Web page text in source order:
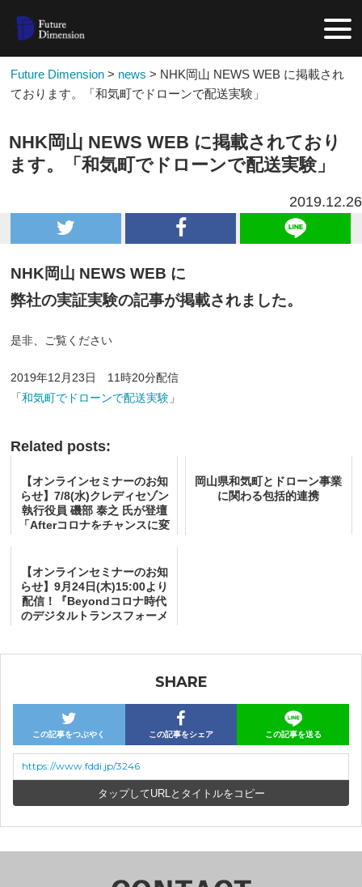
Future Dimension > news > NHK岡山 NEWS WEB に掲載され
ております。「和気町でドローンで配送実験」
NHK岡山 NEWS WEB に掲載されており
ます。「和気町でドローンで配送実験」
2019.12.26
NHK岡山 NEWS WEB に
弊社の実証実験の記事が掲載されました。
是非、ご覧ください
2019年12月23日 11時20分配信
「和気町でドローンで配送実験 」
Related posts:
【オンラインセミナーのお知
らせ】7/8(水)クレディセゾン
執行役員 磯部 泰之 氏が登壇
「Afterコロナをチャンスに変
岡山県和気町とドローン事業
に関わる包括的連携
【オンラインセミナーのお知
らせ】9月24日(木)15:00より
配信！『Beyondコロナ時代
のデジタルトランスフォーメ
SHARE
この記事をつぶやく この記事をシェア この記事を送る
https://www.fddi.jp/3246
URLとタイトルをコピー